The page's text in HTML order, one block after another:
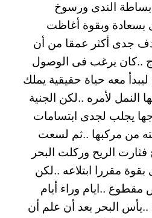
الندى ورسوخ
بسعادة وبقوة أغاظت
هدف جدى أكثر عمقا من أن
..كان يرغب فى الوصول
معه حياة حقيقية يملك
النمل لأمره ..لكن الجنية
يجلب لجدى ابتسامات
من مركبها ..ثم لسعت
فثارت الريح وركلت البحر
مقررا ابتلاعه ..لكن
..ايام وراء أيام
..يأس البحر بعد أن علم أن